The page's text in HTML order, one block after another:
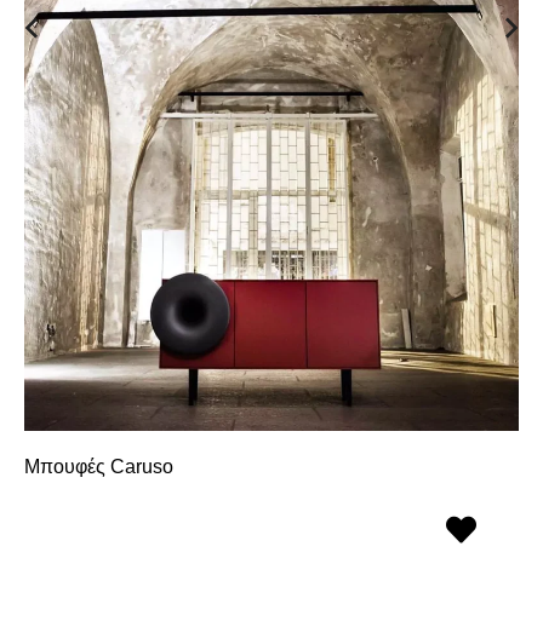
Μπουφές Caruso